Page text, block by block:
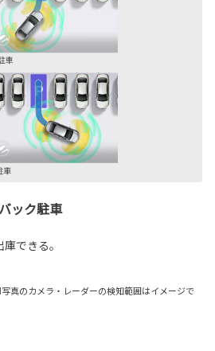
ック駐車
できる。
のカメラ・レーダーの検知範囲はイメージで